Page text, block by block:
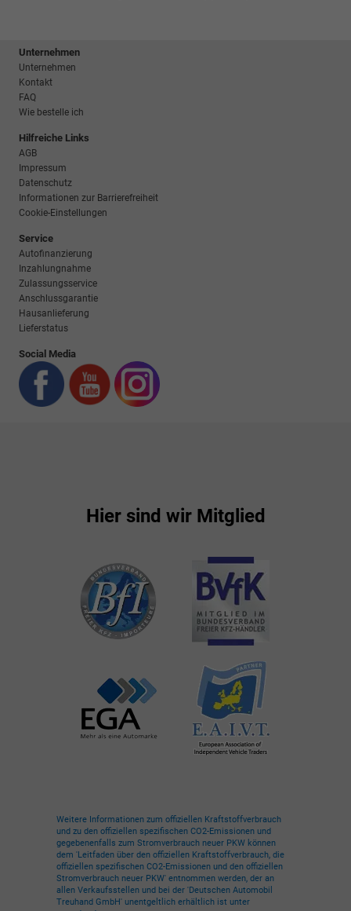
Unternehmen
Unternehmen
Kontakt
FAQ
Wie bestelle ich
Hilfreiche Links
AGB
Impressum
Datenschutz
Informationen zur Barrierefreiheit
Cookie-Einstellungen
Service
Autofinanzierung
Inzahlungnahme
Zulassungsservice
Anschlussgarantie
Hausanlieferung
Lieferstatus
Social Media
Hier sind wir Mitglied
Weitere Informationen zum offiziellen Kraftstoffverbrauch
und zu den offiziellen spezifischen CO2-Emissionen und
gegebenenfalls zum Stromverbrauch neuer PKW können
dem 'Leitfaden über den offiziellen Kraftstoffverbrauch, die
offiziellen spezifischen CO2-Emissionen und den offiziellen
Stromverbrauch neuer PKW' entnommen werden, der an
allen Verkaufsstellen und bei der 'Deutschen Automobil
Treuhand GmbH' unentgeltlich erhältlich ist unter